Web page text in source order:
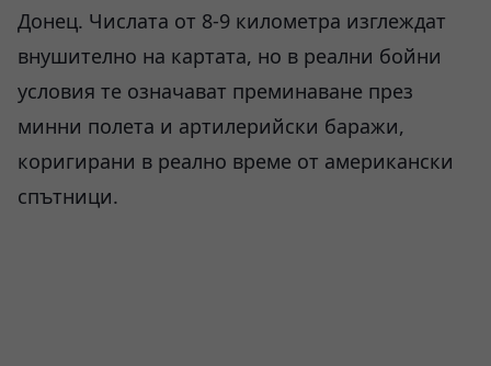
Донец. Числата от 8-9 километра изглеждат
внушително на картата, но в реални бойни
условия те означават преминаване през
минни полета и артилерийски баражи,
коригирани в реално време от американски
спътници.